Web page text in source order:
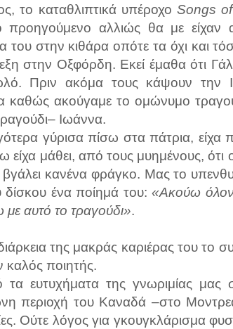
το καταθλιπτικά υπέροχο Songs
προηγούμενο αλλιώς θα με είχαν
του στην κιθάρα οπότε τα όχι και
στην Οξφόρδη. Εκεί έμαθα ότι
Πριν ακόμα τους κάψουν την
καθώς ακούγαμε το ομώνυμο
Ιωάννα.
γύρισα πίσω στα πάτρια, είχα
είχα μάθει, από τους μυημένους,
κανένα φράγκο. Μας το
ένα ποίημά του: «Ακούω όλον
με αυτό το τραγούδι».
της μακράς καριέρας του το
καλός ποιητής.
ευτυχήματα της γνωριμίας μας
περιοχή του Καναδά –στο
Ούτε λόγος για γκουγκλάρισμα